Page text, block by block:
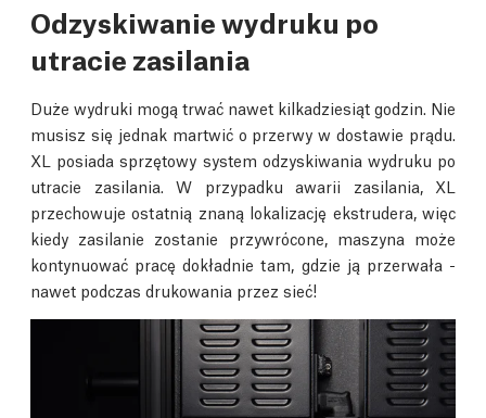
Odzyskiwanie wydruku po
utracie zasilania
Duże wydruki mogą trwać nawet kilkadziesiąt godzin. Nie
musisz się jednak martwić o przerwy w dostawie prądu.
XL posiada sprzętowy system odzyskiwania wydruku po
utracie zasilania. W przypadku awarii zasilania, XL
przechowuje ostatnią znaną lokalizację ekstrudera, więc
kiedy zasilanie zostanie przywrócone, maszyna może
kontynuować pracę dokładnie tam, gdzie ją przerwała -
nawet podczas drukowania przez sieć!